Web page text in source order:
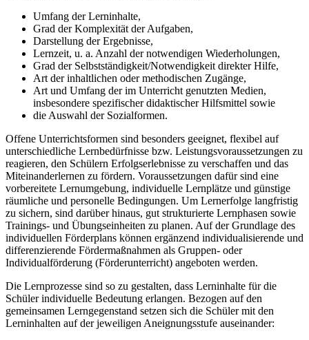
Umfang der Lerninhalte,
Grad der Komplexität der Aufgaben,
Darstellung der Ergebnisse,
Lernzeit, u. a. Anzahl der notwendigen Wiederholungen,
Grad der Selbstständigkeit/Notwendigkeit direkter Hilfe,
Art der inhaltlichen oder methodischen Zugänge,
Art und Umfang der im Unterricht genutzten Medien,
insbesondere spezifischer didaktischer Hilfsmittel sowie
die Auswahl der Sozialformen.
Offene Unterrichtsformen sind besonders geeignet, flexibel auf
unterschiedliche Lernbedürfnisse bzw. Leistungsvoraussetzungen zu
reagieren, den Schülern Erfolgserlebnisse zu verschaffen und das
Miteinanderlernen zu fördern. Voraussetzungen dafür sind eine
vorbereitete Lernumgebung, individuelle Lernplätze und günstige
räumliche und personelle Bedingungen. Um Lernerfolge langfristig
zu sichern, sind darüber hinaus, gut strukturierte Lernphasen sowie
Trainings- und Übungseinheiten zu planen. Auf der Grundlage des
individuellen Förderplans können ergänzend individualisierende und
differenzierende Fördermaßnahmen als Gruppen- oder
Individualförderung (Förderunterricht) angeboten werden.
Die Lernprozesse sind so zu gestalten, dass Lerninhalte für die
Schüler individuelle Bedeutung erlangen. Bezogen auf den
gemeinsamen Lerngegenstand setzen sich die Schüler mit den
Lerninhalten auf der jeweiligen Aneignungsstufe auseinander: